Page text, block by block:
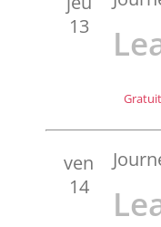
13
Gratuit
ven
14